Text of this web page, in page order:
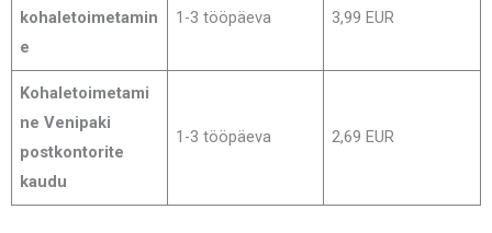
kohaletoimetamin
e
1-3 tööpäeva 3,99 EUR
Kohaletoimetami
ne Venipaki
postkontorite
kaudu
1-3 tööpäeva 2,69 EUR